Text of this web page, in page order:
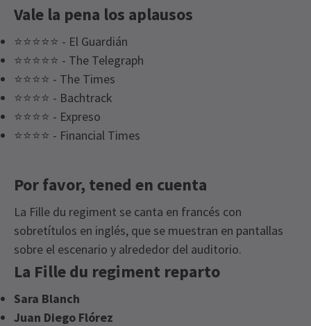
Vale la pena los aplausos
⭐⭐⭐⭐⭐ - El Guardián
⭐⭐⭐⭐⭐ - The Telegraph
⭐⭐⭐⭐ - The Times
⭐⭐⭐⭐ - Bachtrack
⭐⭐⭐⭐ - Expreso
⭐⭐⭐⭐ - Financial Times
Por favor, tened en cuenta
La Fille du regiment se canta en francés con
sobretítulos en inglés, que se muestran en pantallas
sobre el escenario y alrededor del auditorio.
La Fille du regiment reparto
Sara Blanch
Juan Diego Flórez